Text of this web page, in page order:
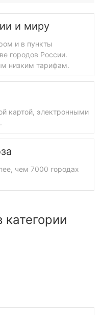
и миру
и в пункты
городов России.
низким тарифам.
картой, электронными
чем 7000 городах